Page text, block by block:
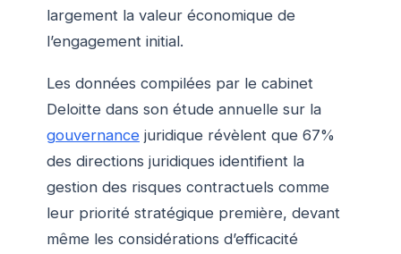
largement la valeur économique de
l’engagement initial.
Les données compilées par le cabinet
Deloitte dans son étude annuelle sur la
gouvernance juridique révèlent que 67%
des directions juridiques identifient la
gestion des risques contractuels comme
leur priorité stratégique première, devant
même les considérations d’efficacité